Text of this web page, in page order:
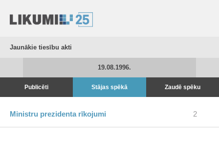
Jaunākie tiesību akti
19.08.1996.
Publicēti Stājas spēkā Zaudē spēku
Ministru prezidenta rīkojumi 2